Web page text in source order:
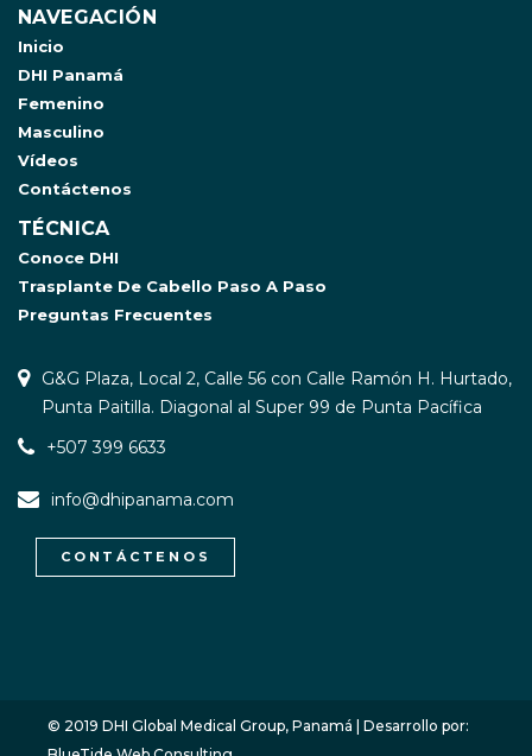
NAVEGACIÓN
Inicio
DHI Panamá
Femenino
Masculino
Vídeos
Contáctenos
TÉCNICA
Conoce DHI
Trasplante De Cabello Paso A Paso
Preguntas Frecuentes
G&G Plaza, Local 2, Calle 56 con Calle Ramón H. Hurtado,
Punta Paitilla. Diagonal al Super 99 de Punta Pacífica
+507 399 6633
info@dhipanama.com
CONTÁCTENOS
© 2019 DHI Global Medical Group, Panamá | Desarrollo por:
WhatsApp / Let's Talk